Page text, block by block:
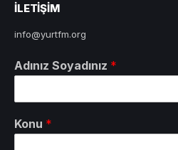
ILETIŞIM
info@yurtfm.org
Adınız Soyadınız *
Konu *